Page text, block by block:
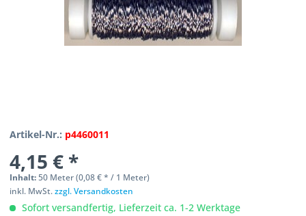
Artikel-Nr.: p4460011
4,15 € *
Inhalt:50 Meter (0,08 € * / 1 Meter)
inkl. MwSt.zzgl. Versandkosten
Sofort versandfertig, Lieferzeit ca. 1-2 Werktage